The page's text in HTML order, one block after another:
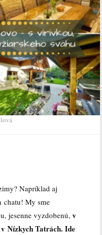
Napríklad aj
chatu! My sme
jesenne vyzdobenú,v
Nízkych Tatrách. Ide